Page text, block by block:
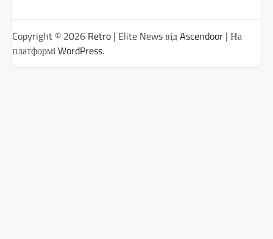
Copyright © 2026 Retro | Elite News відAscendoor | На
платформіWordPress.